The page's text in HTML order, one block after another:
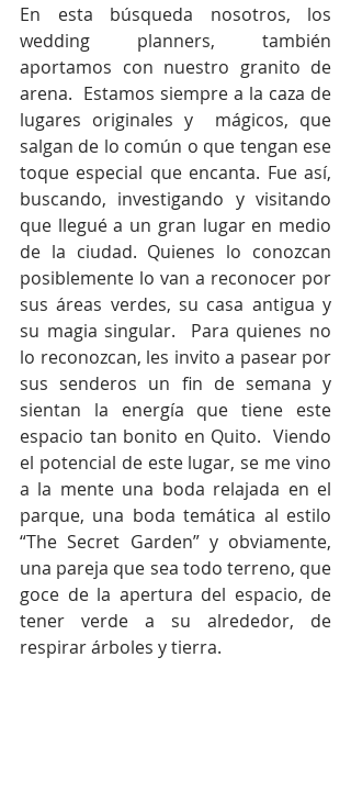
En esta búsqueda nosotros, los
wedding planners, también
aportamos con nuestro granito de
arena.  Estamos siempre a la caza de
lugares originales y  mágicos, que
salgan de lo común o que tengan ese
toque especial que encanta. Fue así,
buscando, investigando y visitando
que llegué a un gran lugar en medio
de la ciudad. Quienes lo conozcan
posiblemente lo van a reconocer por
sus áreas verdes, su casa antigua y
su magia singular.  Para quienes no
lo reconozcan, les invito a pasear por
sus senderos un fin de semana y
sientan la energía que tiene este
espacio tan bonito en Quito.  Viendo
el potencial de este lugar, se me vino
a la mente una boda relajada en el
parque, una boda temática al estilo
“The Secret Garden” y obviamente,
una pareja que sea todo terreno, que
goce de la apertura del espacio, de
tener verde a su alrededor, de
respirar árboles y tierra.